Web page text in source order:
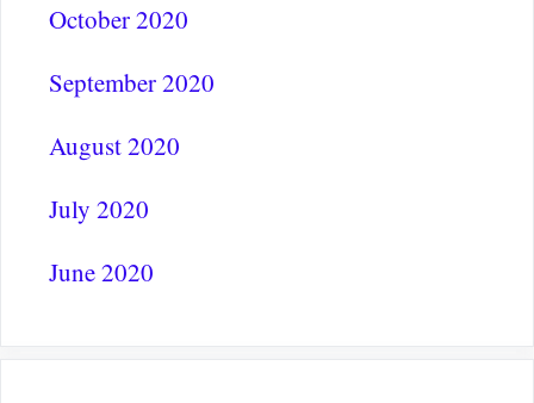
October 2020
September 2020
August 2020
July 2020
June 2020